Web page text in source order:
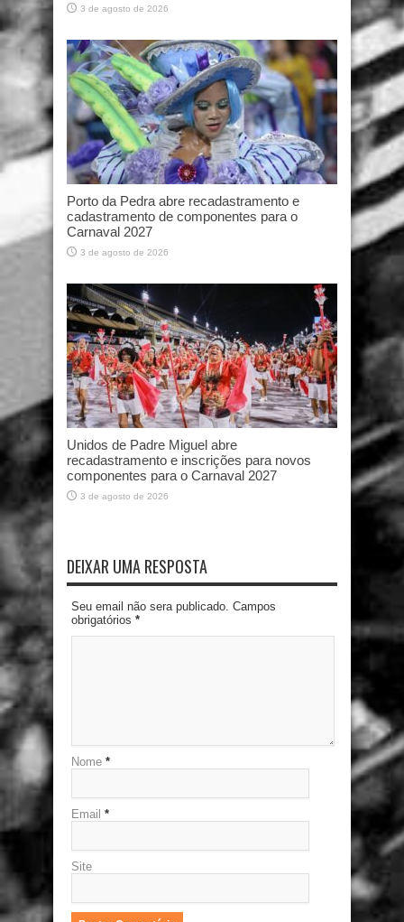
3 de agosto de 2026
Porto da Pedra abre recadastramento e
cadastramento de componentes para o
Carnaval 2027
3 de agosto de 2026
Unidos de Padre Miguel abre
recadastramento e inscrições para novos
componentes para o Carnaval 2027
3 de agosto de 2026
DEIXAR UMA RESPOSTA
Seu email não sera publicado. Campos
obrigatórios *
Nome *
Email *
Site